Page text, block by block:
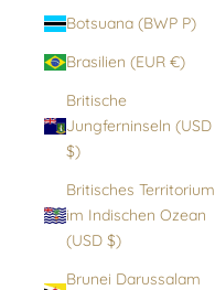
Botsuana (BWP P)
Brasilien (EUR €)
Britische
Jungferninseln (USD
$)
Britisches Territorium
im Indischen Ozean
(USD $)
Brunei Darussalam